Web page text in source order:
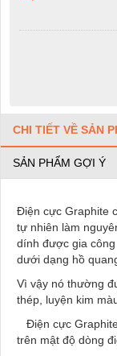
CHI TIẾT VỀ SẢN
SẢN PHẨM GỢI Ý
Điện cực Graphite
tự nhiên làm
dính được gia
dưới dạng hồ
Vì vậy nó thường
thép, luyện kim
Điện cực
trên mật độ dòng